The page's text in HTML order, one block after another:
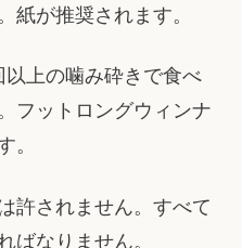
紙が推奨されます。
上の噛み砕きで食べ
フットロングウィンナ
許されません。すべて
ばなりません。